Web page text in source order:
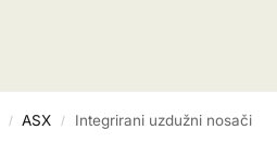
/ ASX / Integrirani uzdužni nosači